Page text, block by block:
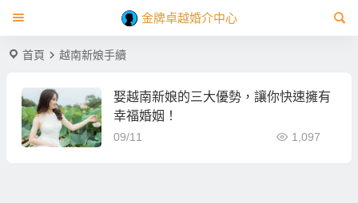
金牌卓越婚介中心
首頁 越南新娘手續
娶越南新娘的三大優勢，讓你快速擁有
幸福婚姻！
09/11 1,097